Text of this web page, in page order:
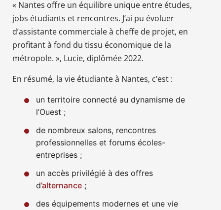
« Nantes offre un équilibre unique entre études,
jobs étudiants et rencontres. J’ai pu évoluer
d’assistante commerciale à cheffe de projet, en
profitant à fond du tissu économique de la
métropole. », Lucie, diplômée 2022.
En résumé, la vie étudiante à Nantes, c’est :
un territoire connecté au dynamisme de
l’Ouest ;
de nombreux salons, rencontres
professionnelles et forums écoles-
entreprises ;
un accès privilégié à des offres
d’alternance ;
des équipements modernes et une vie